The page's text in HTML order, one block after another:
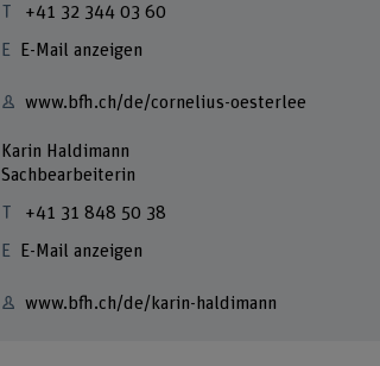
+41 32 344 03 60
E-Mail anzeigen
www.bfh.ch/de/cornelius-oesterlee
Karin Haldimann
Sachbearbeiterin
+41 31 848 50 38
E-Mail anzeigen
www.bfh.ch/de/karin-haldimann